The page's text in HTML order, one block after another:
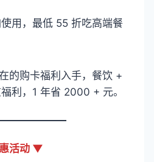
用，最低 55 折吃高端餐
的购卡福利入手，餐饮 +
利，1 年省 2000 + 元。
活动 ▼